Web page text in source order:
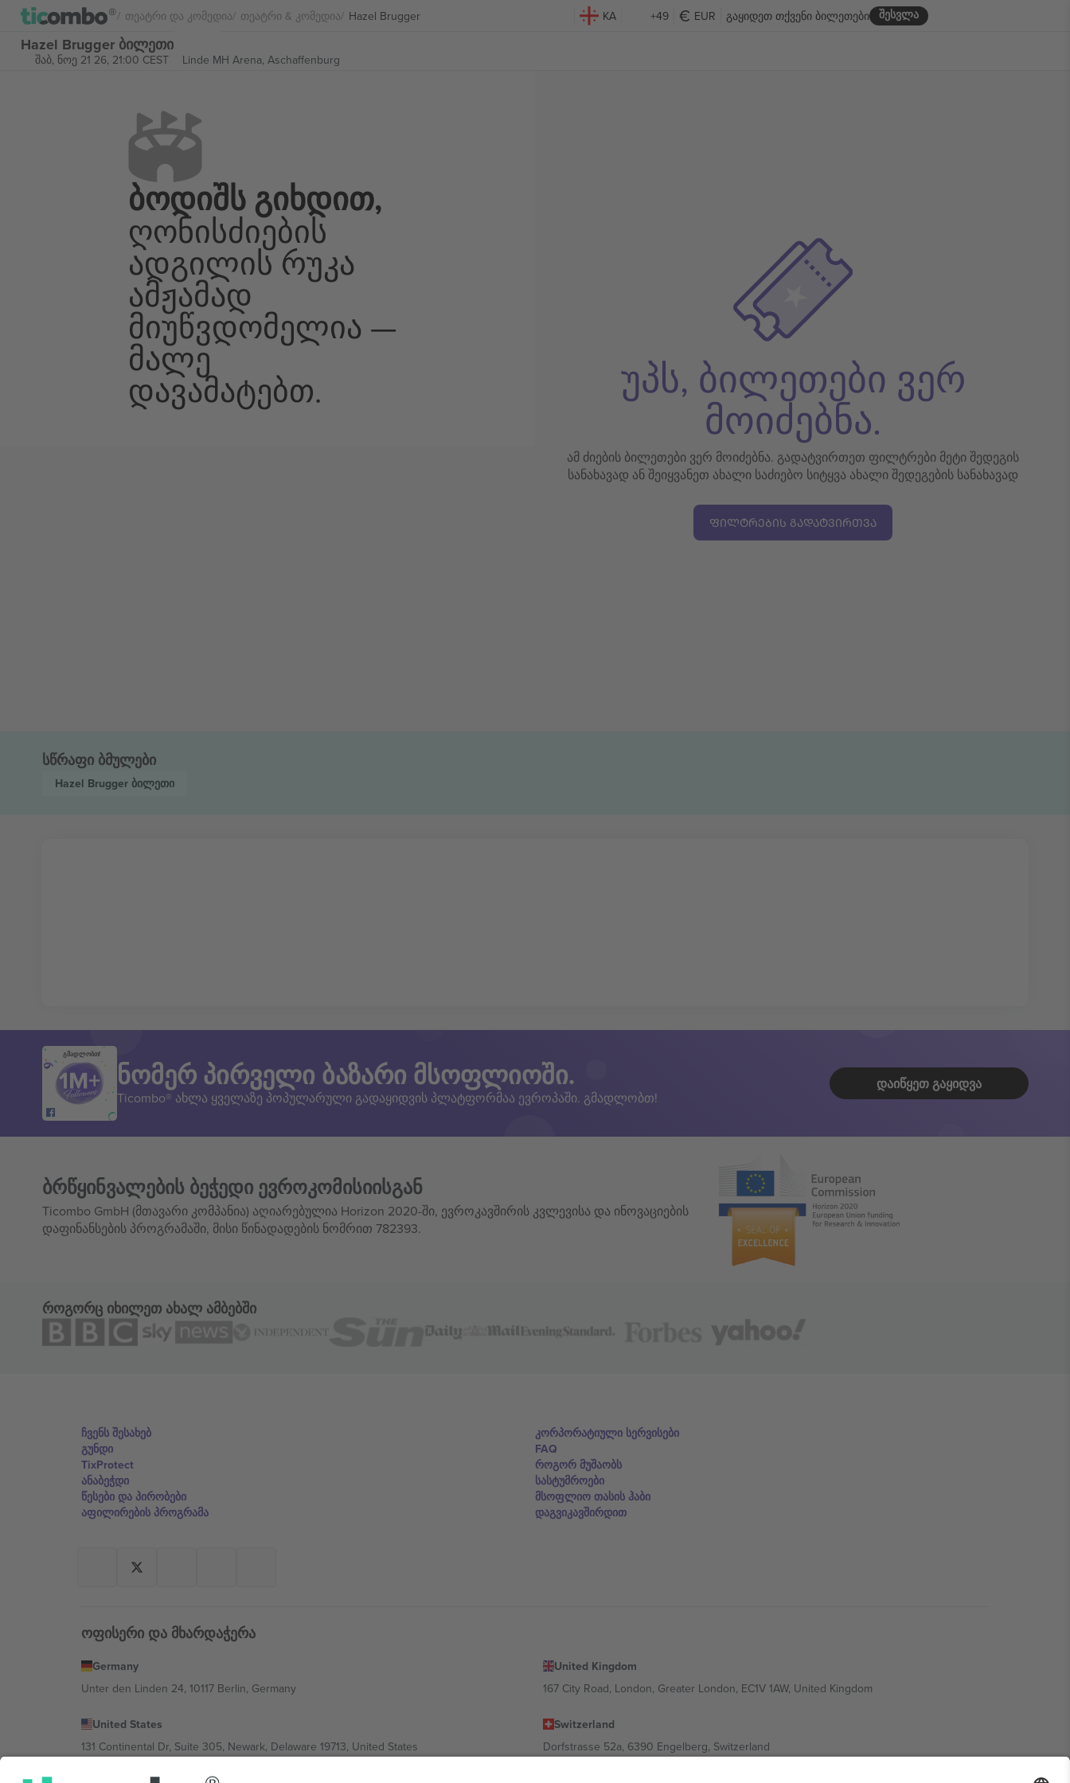
Თეატრი Და Კომედია Თეატრი & Კომედია Hazel Brugger KA +49 EUR შესვლა
გაყიდეთ თქვენი ბილეთები
Hazel Brugger ბილეთი
შაბ, ნოე 21 26, 21:00 CEST Linde MH Arena, Aschaffenburg
Ბოდიშს Გიხდით,
Ღონისძიების
Ადგილის Რუკა
Ამჟამად
Მიუწვდომელია —
Მალე
Დავამატებთ. უპს, ბილეთები ვერ
მოიძებნა.
ამ ძიების ბილეთები ვერ მოიძებნა. გადატვირთეთ ფილტრები მეტი შედეგის
სანახავად ან შეიყვანეთ ახალი საძიებო სიტყვა ახალი შედეგების სანახავად
ᲤᲘᲚᲢᲠᲔᲑᲘᲡ ᲒᲐᲓᲐᲢᲕᲘᲠᲗᲕᲐ
სწრაფი ბმულები
Hazel Brugger ბილეთი
გმადლობთ!
ნომერ პირველი ბაზარი მსოფლიოში.
Ticombo® ახლა ყველაზე პოპულარული გადაყიდვის პლატფორმაა ევროპაში. გმადლობთ!
ᲓᲐᲘᲬᲧᲔᲗ ᲒᲐᲧᲘᲓᲕᲐ
ბრწყინვალების ბეჭედი ევროკომისიისგან
Ticombo GmbH (მთავარი კომპანია) აღიარებულია Horizon 2020-ში, ევროკავშირის კვლევისა და ინოვაციების
დაფინანსების პროგრამაში, მისი წინადადების ნომრით 782393.
როგორც იხილეთ ახალ ამბებში
ჩვენს შესახებ
გუნდი
TixProtect
ანაბეჭდი
წესები და პირობები
აფილირების პროგრამა
კორპორატიული სერვისები
FAQ
როგორ მუშაობს
სასტუმროები
მსოფლიო თასის ჰაბი
დაგვიკავშირდით
ოფისერი და მხარდაჭერა
Germany
Unter den Linden 24, 10117 Berlin, Germany
United Kingdom
167 City Road, London, Greater London, EC1V 1AW, United Kingdom
United States
131 Continental Dr, Suite 305, Newark, Delaware 19713, United States
Switzerland
Dorfstrasse 52a, 6390 Engelberg, Switzerland